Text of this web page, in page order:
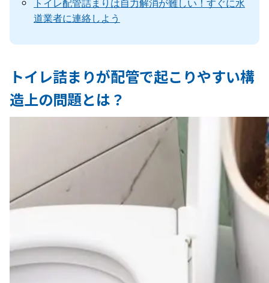
道業者に連絡しよう
トイレ詰まりが配管で起こりやすい構
造上の問題とは？